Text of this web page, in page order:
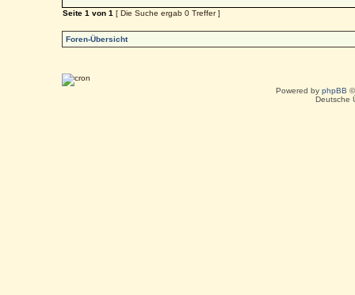
Seite1 von1 [ Die Suche ergab 0 Treffer ]
Foren-Übersicht
Powered by phpBB
Deutsche